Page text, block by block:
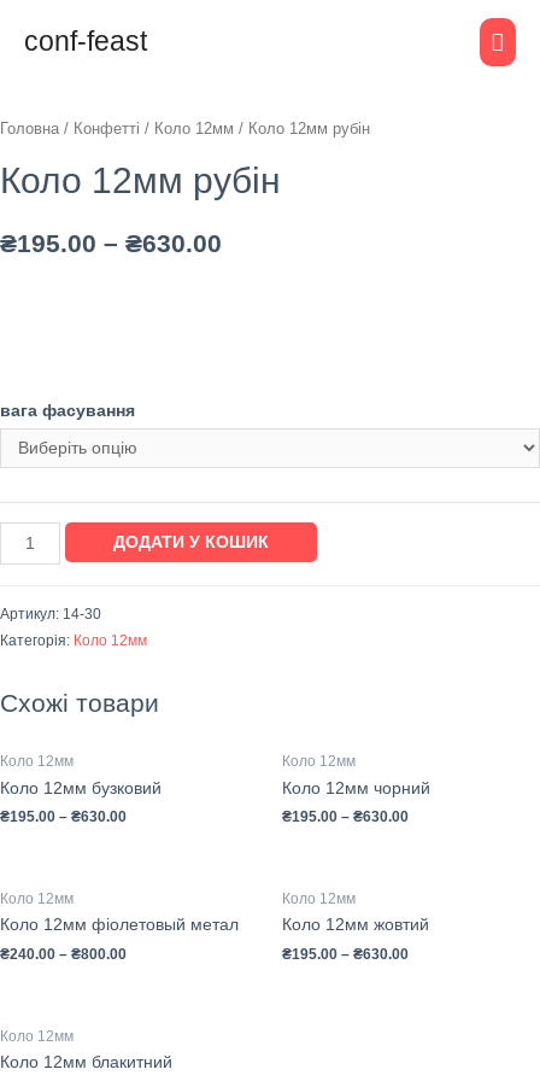
conf-feast
Головна / Конфетті / Коло 12мм / Коло 12мм рубін
Коло 12мм рубін
₴195.00 – ₴630.00
вага фасування
ДОДАТИ У КОШИК
Артикул: 14-30
Категорія: Коло 12мм
Схожі товари
Коло 12мм
Коло 12мм бузковий
₴195.00 – ₴630.00
Коло 12мм
Коло 12мм чорний
₴195.00 – ₴630.00
Коло 12мм
Коло 12мм фіолетовый метал
₴240.00 – ₴800.00
Коло 12мм
Коло 12мм жовтий
₴195.00 – ₴630.00
Коло 12мм
Коло 12мм блакитний